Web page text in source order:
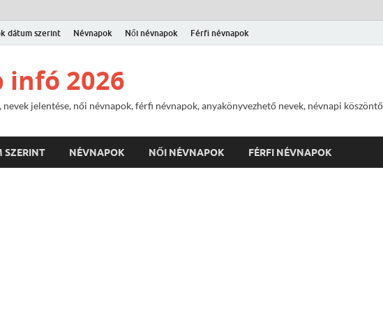
dátum szerint Névnapok Női névnapok Férfi névnapok
infó 2026
jelentése, női névnapok, férfi névnapok, anyakönyvezhető nevek, névnapi
SZERINT NÉVNAPOK NŐI NÉVNAPOK FÉRFI NÉVNAPOK